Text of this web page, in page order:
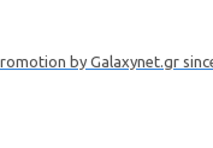
by Galaxynet.gr